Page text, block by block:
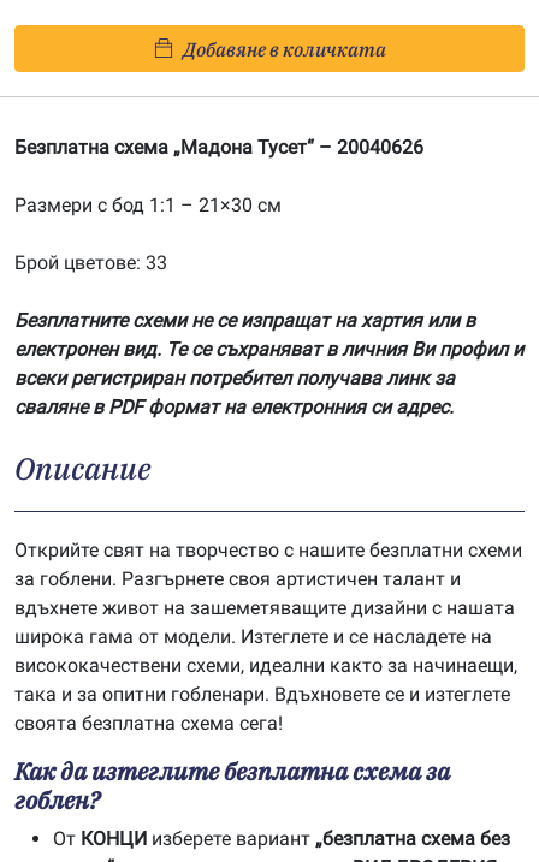
схема
„Мадона
Добавяне в количката
Безплатна схема „Мадона Тусет“ – 20040626
Размери с бод 1:1 – 21×30 см
Брой цветове: 33
Безплатните схеми не се изпращат на хартия или в
електронен вид. Те се съхраняват в личния Ви профил и
всеки регистриран потребител получава линк за
сваляне в PDF формат на електронния си адрес.
Описание
Открийте свят на творчество с нашите безплатни схеми
за гоблени. Разгърнете своя артистичен талант и
вдъхнете живот на зашеметяващите дизайни с нашата
широка гама от модели. Изтеглете и се насладете на
висококачествени схеми, идеални както за начинаещи,
така и за опитни гобленари. Вдъхновете се и изтеглете
своята безплатна схема сега!
Как да изтеглите безплатна схема за
гоблен?
От КОНЦИ изберете вариант „безплатна схема без